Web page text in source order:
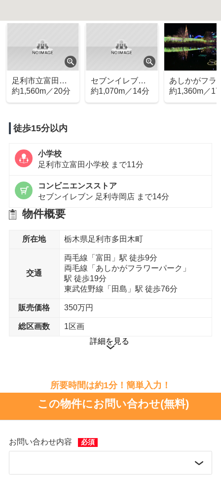
足利市立富田中
学校
約1,560m／20分
セブンイレブン
足利寺岡店
約1,070m／14分
あしかがフラ
ーパーク
約1,360m／
徒歩15分以内
小学校
足利市立富田小学校 まで11分
コンビニエンスストア
セブンイレブン 足利寺岡店 まで14分
物件概要
所在地 栃木県足利市多田木町
交通
両毛線「富田」駅 徒歩9分
両毛線「あしかがフラワーパーク」
駅 徒歩19分
東武佐野線「田島」駅 徒歩76分
販売価格 350万円
総区画数
1区画
詳細を見る
所要時間は約1分！簡単入力！
この物件にお問い合わせ(無料)
お問い合わせ内容